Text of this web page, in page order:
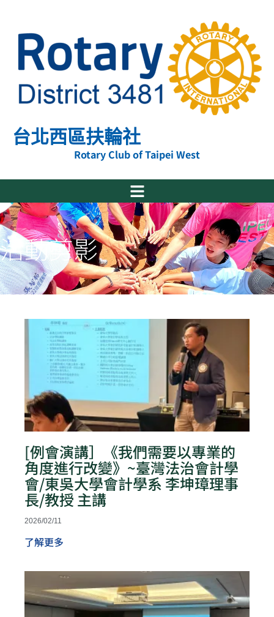
台北西區扶輪社
Rotary Club of Taipei West
活動剪影
[例會演講］《我們需要以專業的
角度進行改變》~臺灣法治會計學
會/東吳大學會計學系 李坤璋理事
長/教授 主講
2026/02/11
了解更多
頁
面
頁
面
面
頁
面